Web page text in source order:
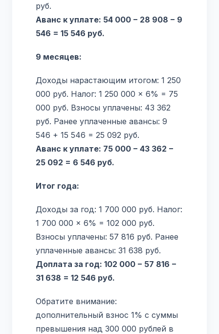
руб.
Аванс к уплате: 54 000 − 28 908 − 9
546 = 15 546 руб.
9 месяцев:
Доходы нарастающим итогом: 1 250
000 руб. Налог: 1 250 000 × 6% = 75
000 руб. Взносы уплачены: 43 362
руб. Ранее уплаченные авансы: 9
546 + 15 546 = 25 092 руб.
Аванс к уплате: 75 000 − 43 362 −
25 092 = 6 546 руб.
Итог года:
Доходы за год: 1 700 000 руб. Налог:
1 700 000 × 6% = 102 000 руб.
Взносы уплачены: 57 816 руб. Ранее
уплаченные авансы: 31 638 руб.
Доплата за год: 102 000 − 57 816 −
31 638 = 12 546 руб.
Обратите внимание:
дополнительный взнос 1% с суммы
превышения над 300 000 рублей в